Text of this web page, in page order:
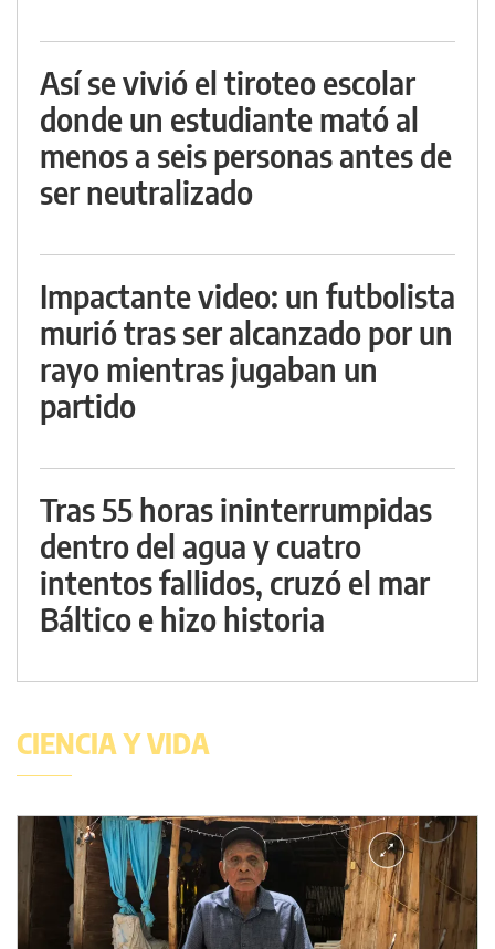
Así se vivió el tiroteo escolar
donde un estudiante mató al
menos a seis personas antes de
ser neutralizado
Impactante video: un futbolista
murió tras ser alcanzado por un
rayo mientras jugaban un
partido
Tras 55 horas ininterrumpidas
dentro del agua y cuatro
intentos fallidos, cruzó el mar
Báltico e hizo historia
CIENCIA Y VIDA